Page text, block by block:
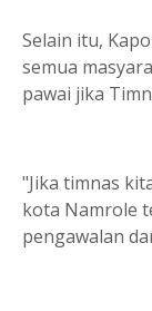
Selain itu,
semua
pawai jika
"Jika timnas
kota Namrole
pengawalan